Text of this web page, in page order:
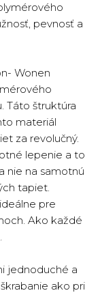
pevnosť a
Wonen
Táto štruktúra
materiál
za revolučný.
lepenie a to
nie na samotnú
tapiet.
pre
Ako každé
jednoduché a
ako pri